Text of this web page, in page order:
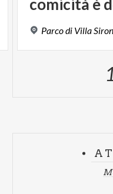
comicità è
Parcodi Villa